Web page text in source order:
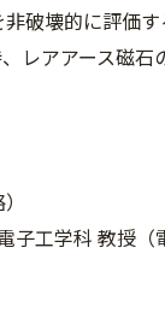
破壊的に評価す
レアアース磁石
子工学科 教授（